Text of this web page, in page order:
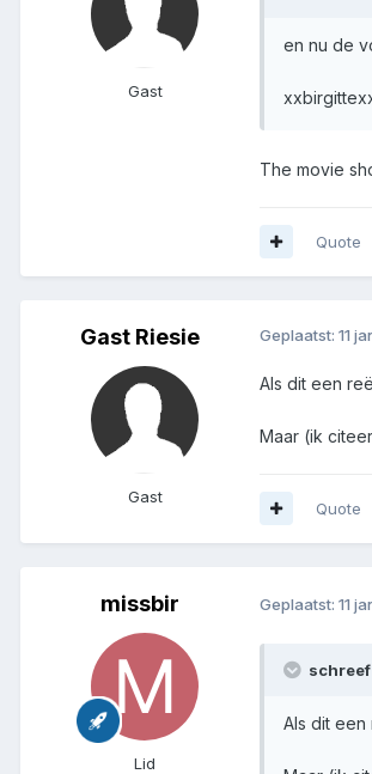
Gast
en nu de
The movie
Quote
Gast Riesie
Gast
Geplaatst: 11
Als dit een
Maar (ik
Quote
missbir
Lid
Geplaatst: 11
Als dit een